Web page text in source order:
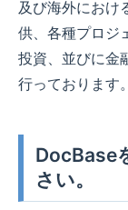
及び海外におけ
供、各種プロジ
投資、並びに金
行っております。
DocBase
さい。